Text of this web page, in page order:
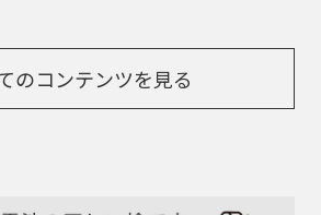
のコンテンツを見る